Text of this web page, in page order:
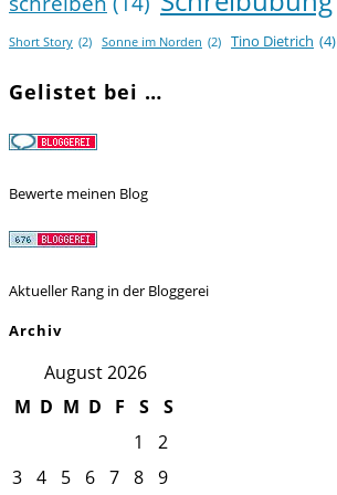
Short Story (2) Sonne im Norden (2) Tino Dietrich (4)
Gelistet bei …
Bewerte meinen Blog
Aktueller Rang in der Bloggerei
Archiv
August 2026
M D M D F S
S
1
2
3 4 5 6 7 8 9